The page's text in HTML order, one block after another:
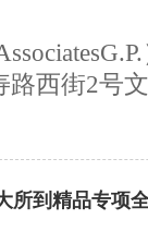
西街2号
所到精品专项